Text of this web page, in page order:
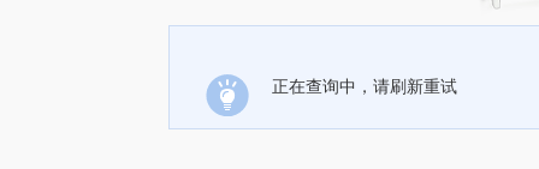
正在查询中，请刷新重试